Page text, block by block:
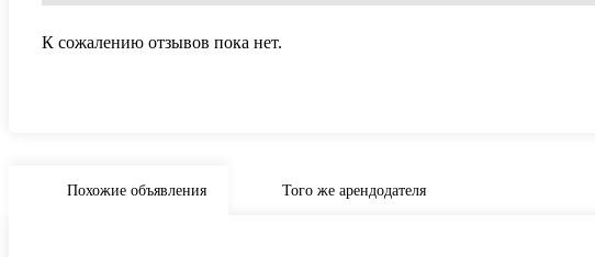
К сожалению отзывов пока нет.
Похожие объявления Того же арендодателя